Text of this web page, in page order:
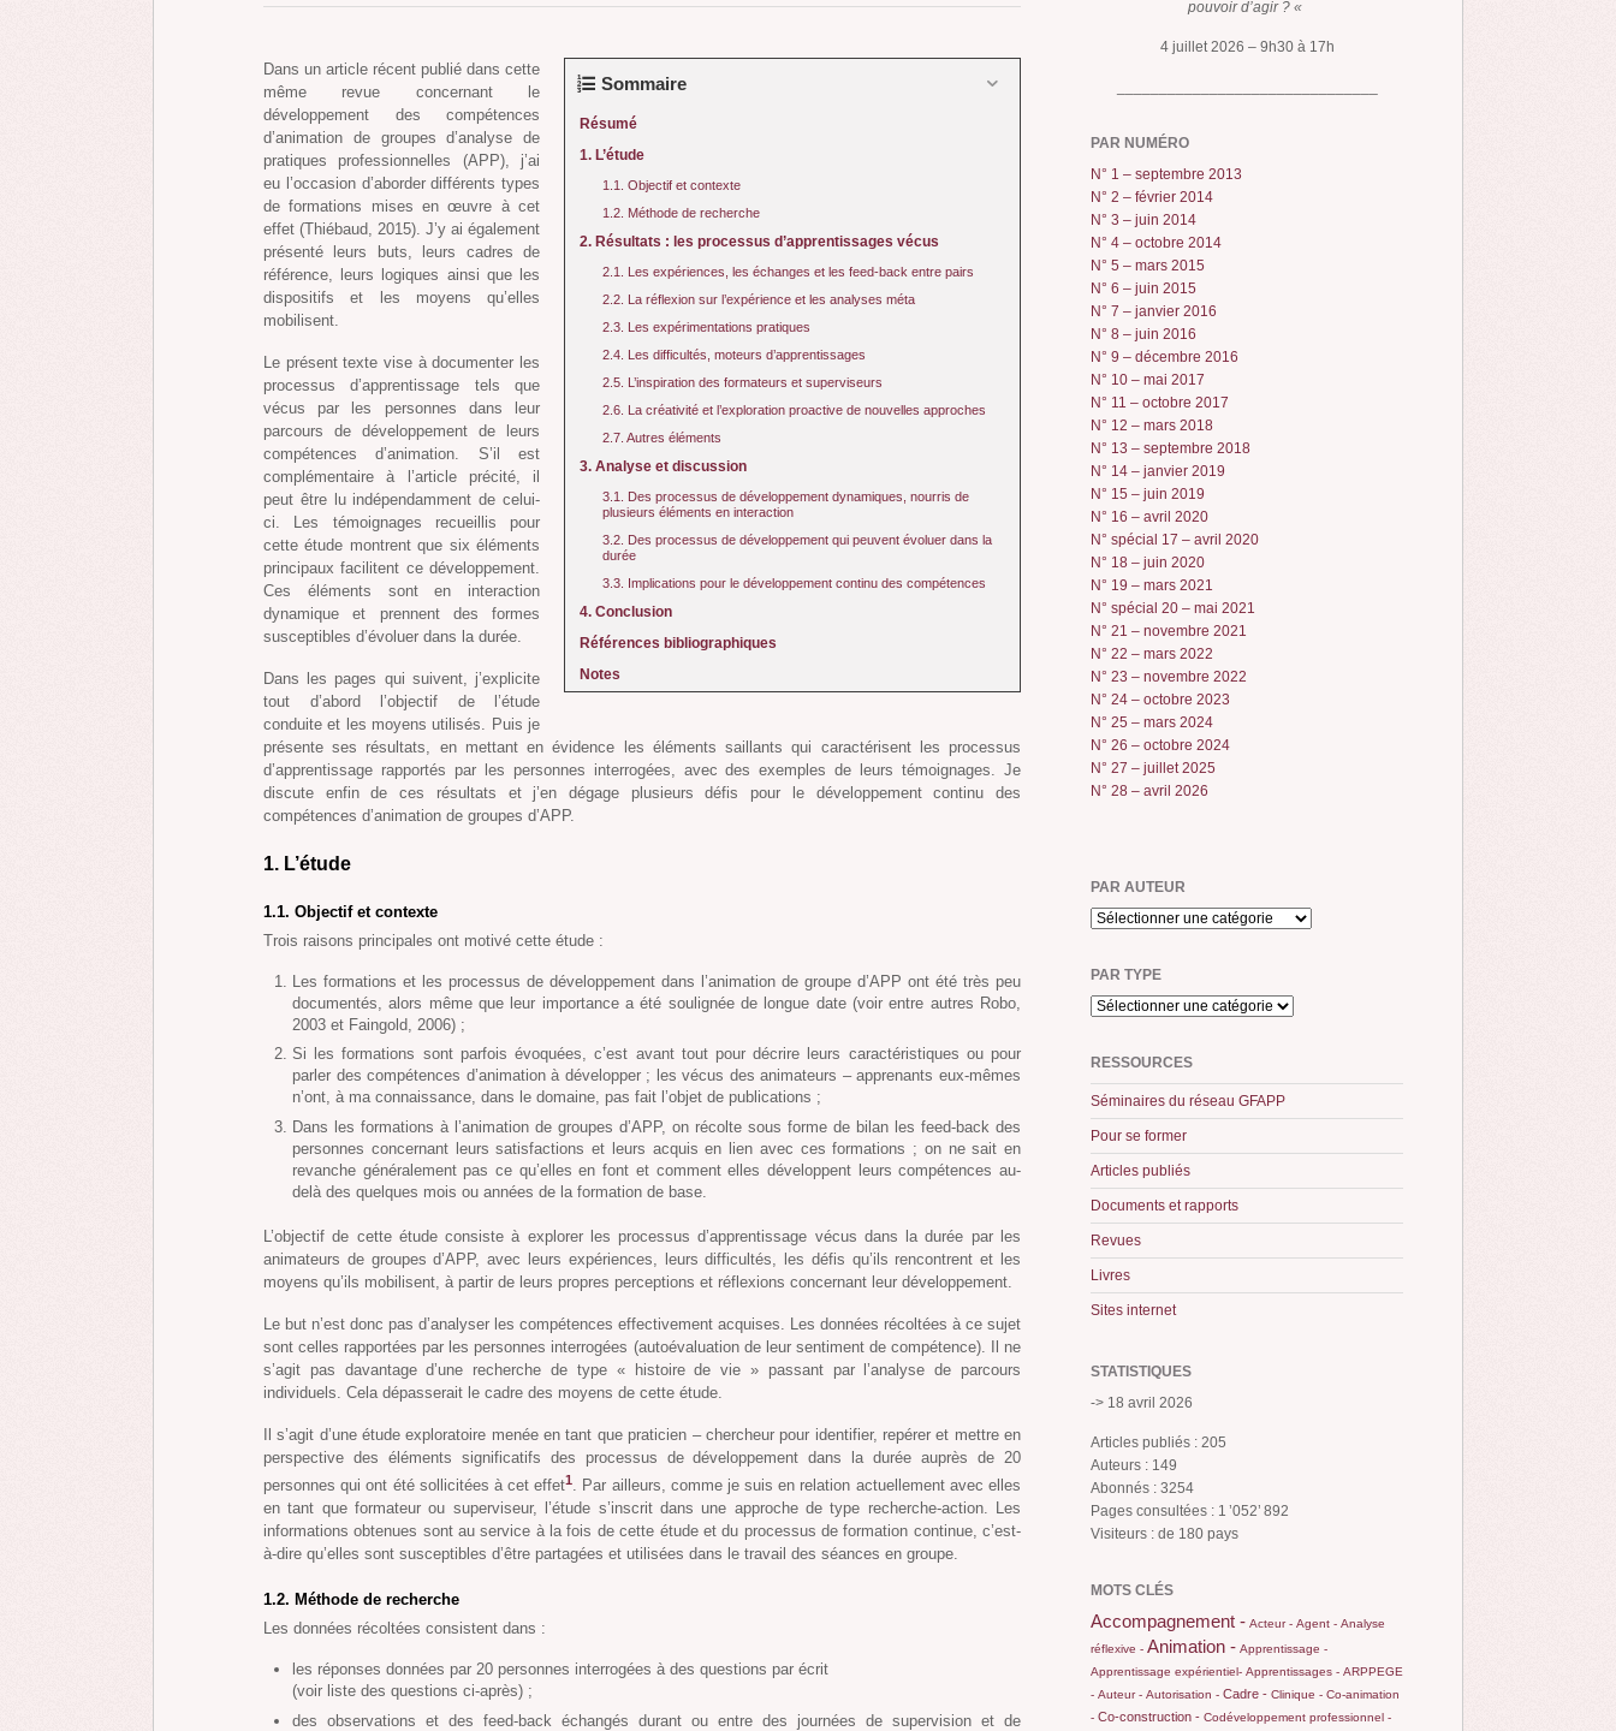
Sommaire
Résumé
1. L’étude
1.1. Objectif et contexte
1.2. Méthode de recherche
2. Résultats : les processus d’apprentissages vécus
2.1. Les expériences, les échanges et les feed-back entre pairs
2.2. La réflexion sur l’expérience et les analyses méta
2.3. Les expérimentations pratiques
2.4. Les difficultés, moteurs d’apprentissages
2.5. L’inspiration des formateurs et superviseurs
2.6. La créativité et l’exploration proactive de nouvelles approches
2.7. Autres éléments
3. Analyse et discussion
3.1. Des processus de développement dynamiques, nourris de
plusieurs éléments en interaction
3.2. Des processus de développement qui peuvent évoluer dans la
durée
3.3. Implications pour le développement continu des compétences
4. Conclusion
Références bibliographiques
Notes
Dans un article récent publié dans cette
même revue concernant le
développement des compétences
d’animation de groupes d’analyse de
pratiques professionnelles (APP), j’ai
eu l’occasion d’aborder différents types
de formations mises en œuvre à cet
effet (Thiébaud, 2015). J’y ai également
présenté leurs buts, leurs cadres de
référence, leurs logiques ainsi que les
dispositifs et les moyens qu’elles
mobilisent.
Le présent texte vise à documenter les
processus d’apprentissage tels que
vécus par les personnes dans leur
parcours de développement de leurs
compétences d’animation. S’il est
complémentaire à l’article précité, il
peut être lu indépendamment de celui-
ci. Les témoignages recueillis pour
cette étude montrent que six éléments
principaux facilitent ce développement.
Ces éléments sont en interaction
dynamique et prennent des formes
susceptibles d’évoluer dans la durée.
Dans les pages qui suivent, j’explicite
tout d’abord l’objectif de l’étude
conduite et les moyens utilisés. Puis je
présente ses résultats, en mettant en évidence les éléments saillants qui caractérisent les processus
d’apprentissage rapportés par les personnes interrogées, avec des exemples de leurs témoignages. Je
discute enfin de ces résultats et j’en dégage plusieurs défis pour le développement continu des
compétences d’animation de groupes d’APP.
1. L’étude
1.1. Objectif et contexte
Trois raisons principales ont motivé cette étude :
Les formations et les processus de développement dans l’animation de groupe d’APP ont été très peu
documentés, alors même que leur importance a été soulignée de longue date (voir entre autres Robo,
2003 et Faingold, 2006) ;
Si les formations sont parfois évoquées, c’est avant tout pour décrire leurs caractéristiques ou pour
parler des compétences d’animation à développer ; les vécus des animateurs – apprenants eux-mêmes
n’ont, à ma connaissance, dans le domaine, pas fait l’objet de publications ;
Dans les formations à l’animation de groupes d’APP, on récolte sous forme de bilan les feed-back des
personnes concernant leurs satisfactions et leurs acquis en lien avec ces formations ; on ne sait en
revanche généralement pas ce qu’elles en font et comment elles développent leurs compétences au-
delà des quelques mois ou années de la formation de base.
L’objectif de cette étude consiste à explorer les processus d’apprentissage vécus dans la durée par les
animateurs de groupes d’APP, avec leurs expériences, leurs difficultés, les défis qu’ils rencontrent et les
moyens qu’ils mobilisent, à partir de leurs propres perceptions et réflexions concernant leur développement.
Le but n’est donc pas d’analyser les compétences effectivement acquises. Les données récoltées à ce sujet
sont celles rapportées par les personnes interrogées (autoévaluation de leur sentiment de compétence). Il ne
s’agit pas davantage d’une recherche de type « histoire de vie » passant par l’analyse de parcours
individuels. Cela dépasserait le cadre des moyens de cette étude.
Il s’agit d’une étude exploratoire menée en tant que praticien – chercheur pour identifier, repérer et mettre en
perspective des éléments significatifs des processus de développement dans la durée auprès de 20
personnes qui ont été sollicitées à cet effet1. Par ailleurs, comme je suis en relation actuellement avec elles
en tant que formateur ou superviseur, l’étude s’inscrit dans une approche de type recherche-action. Les
informations obtenues sont au service à la fois de cette étude et du processus de formation continue, c’est-
à-dire qu’elles sont susceptibles d’être partagées et utilisées dans le travail des séances en groupe.
1.2. Méthode de recherche
Les données récoltées consistent dans :
les réponses données par 20 personnes interrogées à des questions par écrit
(voir liste des questions ci-après) ;
des observations et des feed-back échangés durant ou entre des journées de supervision et de
pouvoir d’agir ? «
4 juillet 2026 – 9h30 à 17h
PAR NUMÉRO
N° 1 – septembre 2013
N° 2 – février 2014
N° 3 – juin 2014
N° 4 – octobre 2014
N° 5 – mars 2015
N° 6 – juin 2015
N° 7 – janvier 2016
N° 8 – juin 2016
N° 9 – décembre 2016
N° 10 – mai 2017
N° 11 – octobre 2017
N° 12 – mars 2018
N° 13 – septembre 2018
N° 14 – janvier 2019
N° 15 – juin 2019
N° 16 – avril 2020
N° spécial 17 – avril 2020
N° 18 – juin 2020
N° 19 – mars 2021
N° spécial 20 – mai 2021
N° 21 – novembre 2021
N° 22 – mars 2022
N° 23 – novembre 2022
N° 24 – octobre 2023
N° 25 – mars 2024
N° 26 – octobre 2024
N° 27 – juillet 2025
N° 28 – avril 2026
PAR AUTEUR
PAR TYPE
RESSOURCES
Séminaires du réseau GFAPP
Pour se former
Articles publiés
Documents et rapports
Revues
Livres
Sites internet
STATISTIQUES
-> 18 avril 2026
Articles publiés : 205
Auteurs : 149
Abonnés : 3254
Pages consultées : 1 ’052’ 892
Visiteurs : de 180 pays
MOTS CLÉS
Accompagnement - Acteur - Agent - Analyse
réflexive - Animation - Apprentissage -
Apprentissage expérientiel- Apprentissages - ARPPEGE
- Auteur - Autorisation - Cadre - Clinique - Co-animation
- Co-construction - Codéveloppement professionnel -